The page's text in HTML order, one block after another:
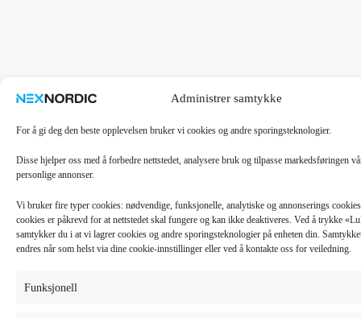
Administrer samtykke
For å gi deg den beste opplevelsen bruker vi cookies og andre sporingsteknologier.
Disse hjelper oss med å forbedre nettstedet, analysere bruk og tilpasse markedsføringen
personlige annonser.
Vi bruker fire typer cookies: nødvendige, funksjonelle, analytiske og annonserings
cookies er påkrevd for at nettstedet skal fungere og kan ikke deaktiveres. Ved å trykke
samtykker du i at vi lagrer cookies og andre sporingsteknologier på enheten din.
endres når som helst via dine cookie-innstillinger eller ved å kontakte oss for veiledning.
Funksjonell